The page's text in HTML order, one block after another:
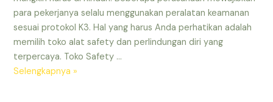
para pekerjanya selalu menggunakan peralatan keamanan
sesuai protokol K3. Hal yang harus Anda perhatikan adalah
memilih toko alat safety dan perlindungan diri yang
terpercaya. Toko Safety …
Toko
Selengkapnya »